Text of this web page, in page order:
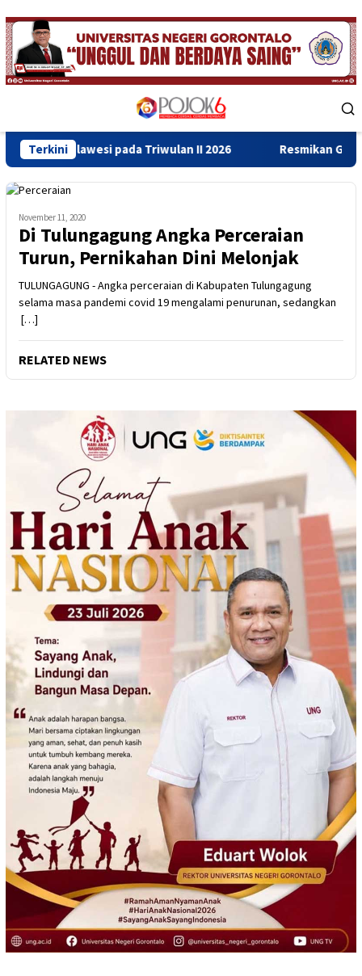
Skip
to
content
Menu
Terkini
pada Triwulan II 2026 Resmikan Gedung Baru
November 11, 2020
Di Tulungagung Angka Perceraian
Turun, Pernikahan Dini Melonjak
TULUNGAGUNG - Angka perceraian di Kabupaten Tulungagung
selama masa pandemi covid 19 mengalami penurunan, sedangkan
[…]
RELATED NEWS